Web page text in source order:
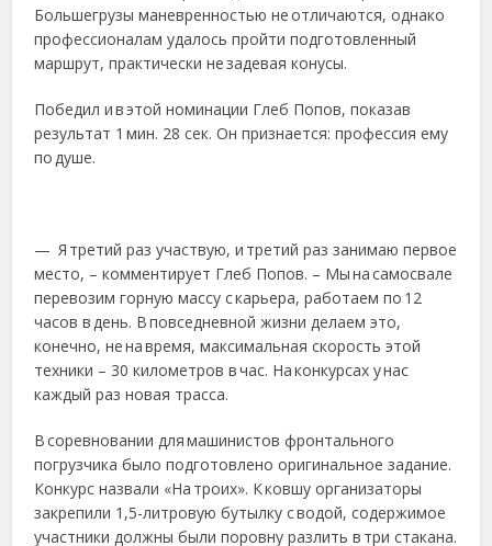
Большегрузы маневренностью не отличаются, однако
профессионалам удалось пройти подготовленный
маршрут, практически не задевая конусы.
Победил и в этой номинации Глеб Попов, показав
результат 1 мин. 28 сек. Он признается: профессия ему
по душе.
— Я третий раз участвую, и третий раз занимаю первое
место, – комментирует Глеб Попов. – Мы на самосвале
перево­зим горную массу с карьера, работаем по 12
часов в день. В повседневной жизни делаем это,
конечно, не на время, максимальная скорость этой
техники – 30 километров в час. На конкурсах у нас
каждый раз новая трасса.
В соревновании для машинистов фронтального
погрузчика было подготовлено оригинальное задание.
Конкурс назвали «На троих». К ковшу организаторы
закрепили 1,5-литровую бутылку с водой, содержимое
участники должны были поровну разлить в три стакана.